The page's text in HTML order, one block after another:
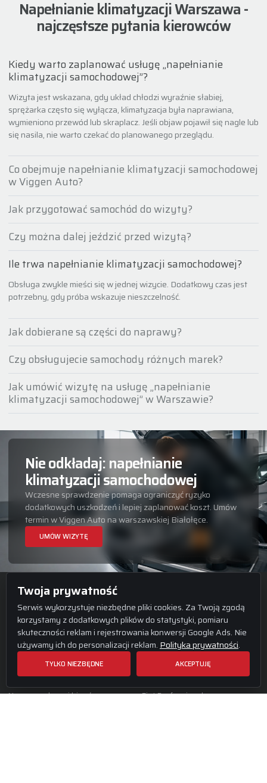
Napełnianie klimatyzacji Warszawa -
najczęstsze pytania kierowców
Kiedy warto zaplanować usługę „napełnianie
klimatyzacji samochodowej”?
Wizyta jest wskazana, gdy układ chłodzi wyraźnie słabiej,
sprężarka często się wyłącza, klimatyzacja była naprawiana,
wymieniono przewód lub skraplacz. Jeśli objaw pojawił się nagle lub
się nasila, nie warto czekać do planowanego przeglądu.
Co obejmuje napełnianie klimatyzacji samochodowej
w Viggen Auto?
Jak przygotować samochód do wizyty?
Czy można dalej jeździć przed wizytą?
Ile trwa napełnianie klimatyzacji samochodowej?
Obsługa zwykle mieści się w jednej wizycie. Dodatkowy czas jest
potrzebny, gdy próba wskazuje nieszczelność.
Jak dobierane są części do naprawy?
Czy obsługujecie samochody różnych marek?
Jak umówić wizytę na usługę „napełnianie
klimatyzacji samochodowej” w Warszawie?
Nie odkładaj: napełnianie
klimatyzacji samochodowej
Wczesne sprawdzenie pomaga ograniczyć ryzyko
dodatkowych uszkodzeń i lepiej zaplanować koszt. Umów
termin w Viggen Auto na warszawskiej Białołęce.
UMÓW WIZYTĘ
OFERTA SERWISU
Naprawa silnika
Naprawa zawieszenia
Naprawa skrzyni biegów
MARKI
Serwis Jeep
Serwis Fiat
Fiat Professional
Twoja prywatność
Serwis wykorzystuje niezbędne pliki cookies. Za Twoją zgodą
korzystamy z dodatkowych plików do statystyki, pomiaru
skuteczności reklam i rejestrowania konwersji Google Ads. Nie
używamy ich do personalizacji reklam. Polityka prywatności.
TYLKO NIEZBĘDNE AKCEPTUJĘ